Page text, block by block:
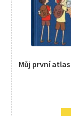
Můj první